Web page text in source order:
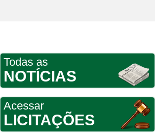
Todas as
NOTÍCIAS
Acessar
LICITAÇÕES